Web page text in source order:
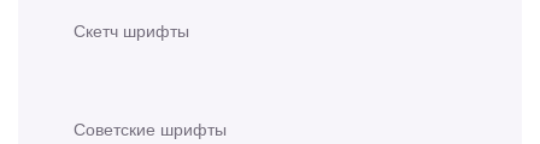
Скетч шрифты
Советские шрифты